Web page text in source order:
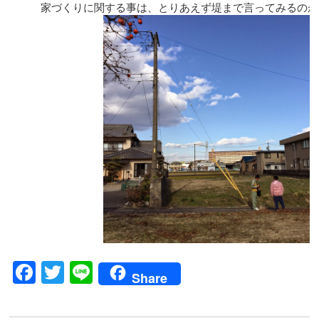
家づくりに関する事は、とりあえず堤まで言ってみるの
Facebook
Twitter
LineShare